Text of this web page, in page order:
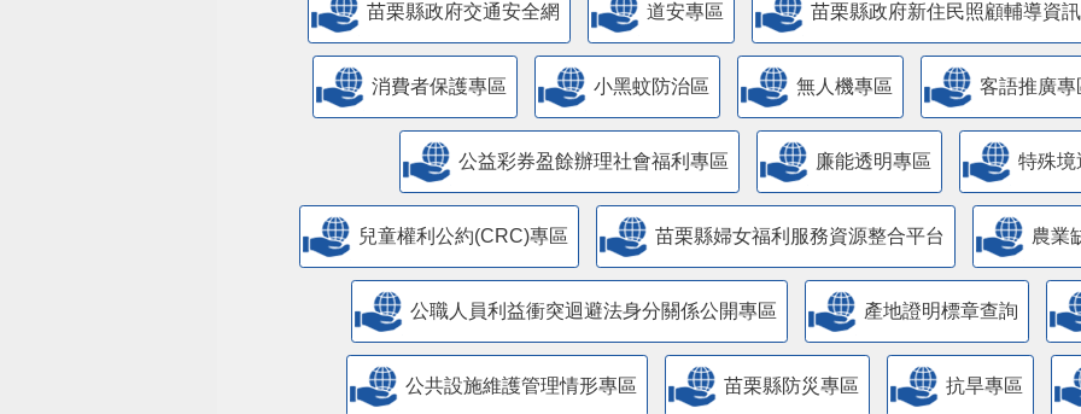
苗栗縣政府交通安全網 道安專區 苗栗縣政府新住民照顧輔導資
消費者保護專區 小黑蚊防治區 無人機專區 客語推廣專
公益彩券盈餘辦理社會福利專區 廉能透明專區 特殊境
兒童權利公約(CRC)專區 苗栗縣婦女福利服務資源整合平台 農業
公職人員利益衝突迴避法身分關係公開專區 產地證明標章查詢
​公共設施維護管理情形專區 苗栗縣防災專區 抗旱專區